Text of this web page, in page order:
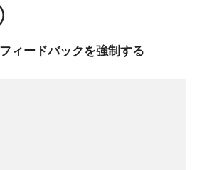
ィードバックを強制する